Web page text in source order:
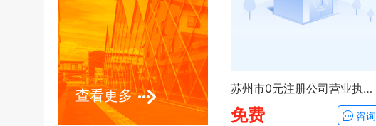
查看更多 苏州市0元注册公司营业执照代办
免费 咨询